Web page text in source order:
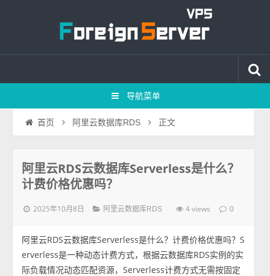
导航菜单
首页 阿里云数据库RDS 正文
阿里云RDS云数据库Serverless是什么？
计费价格优惠吗？
2025年10月8日 阿里云数据库RDS 4 views 0
阿里云RDS云数据库Serverless是什么？计费价格优惠吗？S
erverless是一种动态计费方式，根据云数据库RDS实例的实
际负载情况动态匹配资源，Serverless计费方式无需按固定